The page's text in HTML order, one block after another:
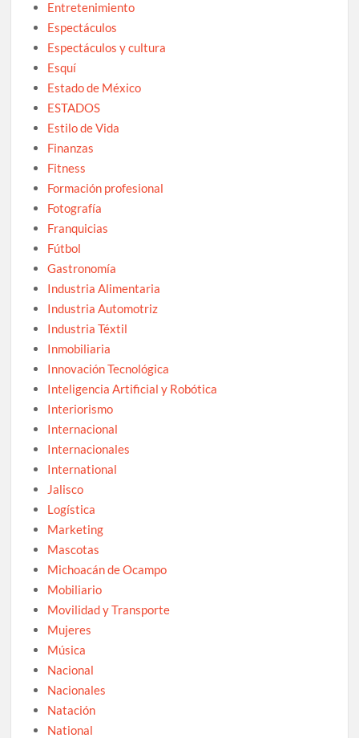
Entretenimiento
Espectáculos
Espectáculos y cultura
Esquí
Estado de México
ESTADOS
Estilo de Vida
Finanzas
Fitness
Formación profesional
Fotografía
Franquicias
Fútbol
Gastronomía
Industria Alimentaria
Industria Automotriz
Industria Téxtil
Inmobiliaria
Innovación Tecnológica
Inteligencia Artificial y Robótica
Interiorismo
Internacional
Internacionales
International
Jalisco
Logística
Marketing
Mascotas
Michoacán de Ocampo
Mobiliario
Movilidad y Transporte
Mujeres
Música
Nacional
Nacionales
Natación
National